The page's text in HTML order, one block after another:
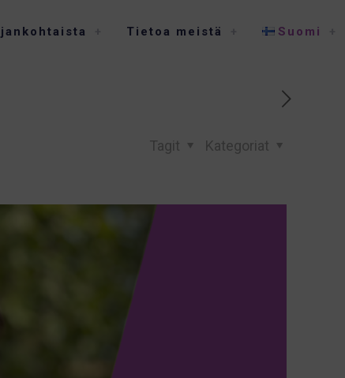
Tietoa meistä Suomi
Kategoriat
Tagit